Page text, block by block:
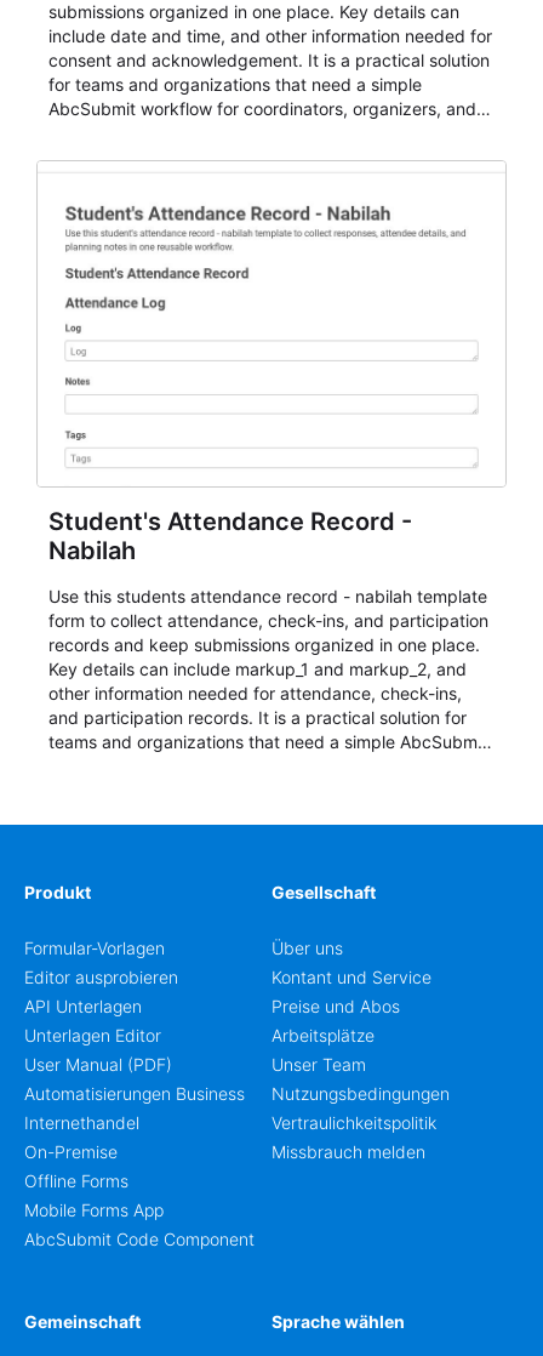
submissions organized in one place. Key details can
include date and time, and other information needed for
consent and acknowledgement. It is a practical solution
for teams and organizations that need a simple
AbcSubmit workflow for coordinators, organizers, and
Student's Attendance Record -
Nabilah
Use this students attendance record - nabilah template
form to collect attendance, check-ins, and participation
records and keep submissions organized in one place.
Key details can include markup_1 and markup_2, and
other information needed for attendance, check-ins,
and participation records. It is a practical solution for
teams and organizations that need a simple AbcSubmit
Produkt
Formular-Vorlagen
Editor ausprobieren
API Unterlagen
Unterlagen Editor
User Manual (PDF)
Automatisierungen Business
Internethandel
On-Premise
Offline Forms
Mobile Forms App
AbcSubmit Code Component
Gesellschaft
Über uns
Kontant und Service
Preise und Abos
Arbeitsplätze
Unser Team
Nutzungsbedingungen
Vertraulichkeitspolitik
Missbrauch melden
Gemeinschaft Sprache wählen